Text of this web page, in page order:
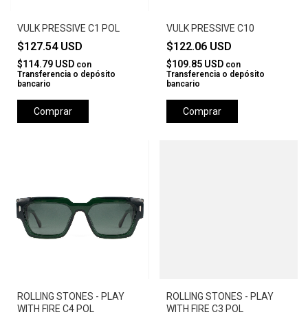
VULK PRESSIVE C1 POL
$127.54 USD
$114.79 USD con
Transferencia o depósito
bancario
Comprar
VULK PRESSIVE C10
$122.06 USD
$109.85 USD con
Transferencia o depósito
bancario
Comprar
ROLLING STONES - PLAY
WITH FIRE C4 POL
ROLLING STONES - PLAY
WITH FIRE C3 POL